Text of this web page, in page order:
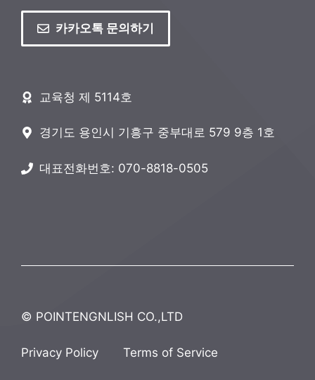
카카오톡 문의하기
교육청 제 5114호
경기도 용인시 기흥구 중부대로 579 9층 1호
대표전화번호: 070-8818-0505
© POINTENGNLISH CO.,LTD
Privacy Policy Terms of Service